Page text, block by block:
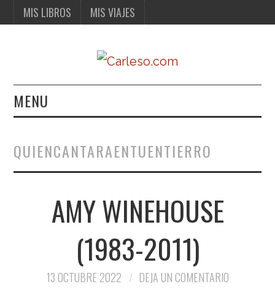
MIS LIBROS MIS VIAJES
MENU
MIS VIAJES
QUIENCANTARAENTUENTIERRO
AMY WINEHOUSE
(1983-2011)
13 OCTUBRE 2022 DEJA UN COMENTARIO